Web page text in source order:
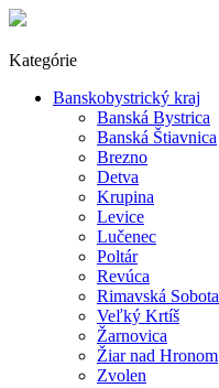
Kategórie
Banskobystrický kraj
Banská Bystrica
Banská Štiavnica
Brezno
Detva
Krupina
Levice
Lučenec
Poltár
Revúca
Rimavská Sobota
Veľký Krtíš
Žarnovica
Žiar nad Hronom
Zvolen